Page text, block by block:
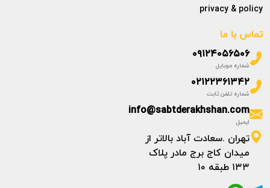
privacy & policy
تماس با ما
۰۹۱۲۴۰۵۶۵۰۶
شماره موبایل
۰۲۱۲۲۳۶۱۳۴۲
شماره تلفن ثابت
info@sabtderakhshan.com
ایمیل
تهران .سعادت آباد بالاتر از
میدان کاج برج مادر پلاک
۱۳۳ طبقه ۱۰